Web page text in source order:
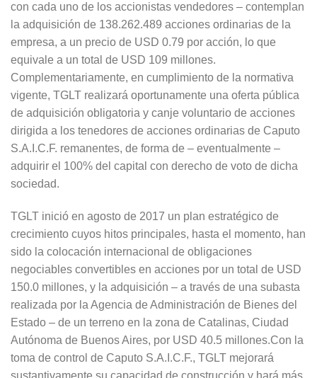
con cada uno de los accionistas vendedores – contemplan
la adquisición de 138.262.489 acciones ordinarias de la
empresa, a un precio de USD 0.79 por acción, lo que
equivale a un total de USD 109 millones.
Complementariamente, en cumplimiento de la normativa
vigente, TGLT realizará oportunamente una oferta pública
de adquisición obligatoria y canje voluntario de acciones
dirigida a los tenedores de acciones ordinarias de Caputo
S.A.I.C.F. remanentes, de forma de – eventualmente –
adquirir el 100% del capital con derecho de voto de dicha
sociedad.
TGLT inició en agosto de 2017 un plan estratégico de
crecimiento cuyos hitos principales, hasta el momento, han
sido la colocación internacional de obligaciones
negociables convertibles en acciones por un total de USD
150.0 millones, y la adquisición – a través de una subasta
realizada por la Agencia de Administración de Bienes del
Estado – de un terreno en la zona de Catalinas, Ciudad
Autónoma de Buenos Aires, por USD 40.5 millones.Con la
toma de control de Caputo S.A.I.C.F., TGLT mejorará